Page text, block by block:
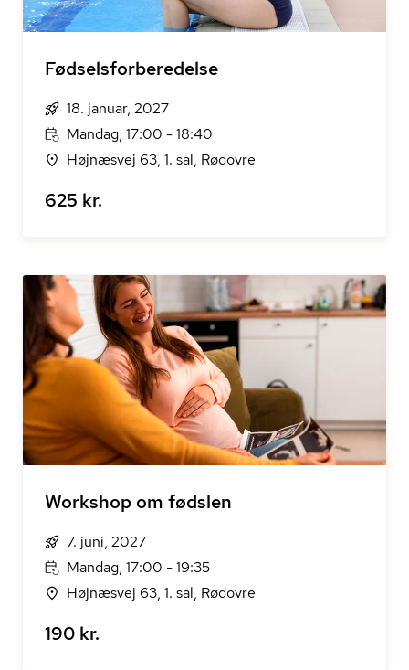
Fødselsforberedelse
18. januar, 2027
Mandag, 17:00 - 18:40
Højnæsvej 63, 1. sal, Rødovre
625 kr.
Workshop om fødslen
7. juni, 2027
Mandag, 17:00 - 19:35
Højnæsvej 63, 1. sal, Rødovre
190 kr.